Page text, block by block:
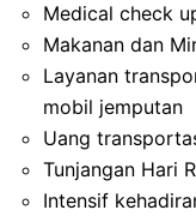
Medical check
Makanan dan
Layanan
mobil jemputan
Uang
Tunjangan Hari
Intensif